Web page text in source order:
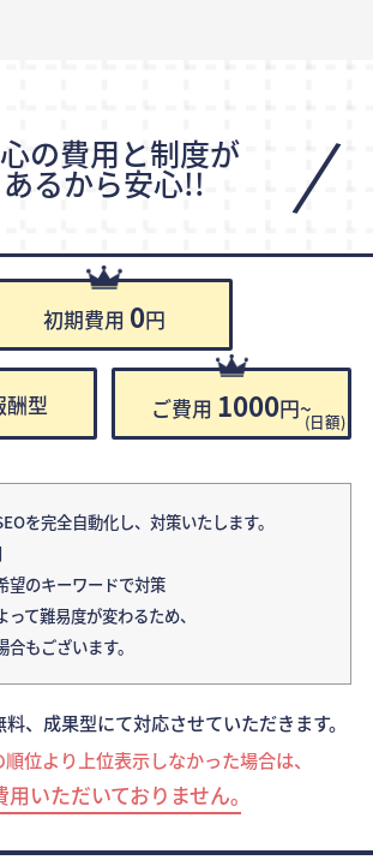
の費用と制度が
あるから安心!! /
初期費用 0円
酬型 ご費用 1000円~(日額)
を完全自動化し、対策いたします。
望のキーワードで対策
て難易度が変わるため、
もございます。
、成果型にて対応させていただきます。
位より上位表示しなかった場合は、
用いただいておりません｡